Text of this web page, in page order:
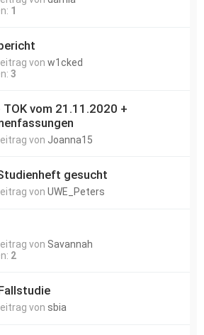
1
von w1cked
3
TOK vom 21.11.2020 +
von Joanna15
gesucht
von UWE_Peters
von Savannah
2
von sbia